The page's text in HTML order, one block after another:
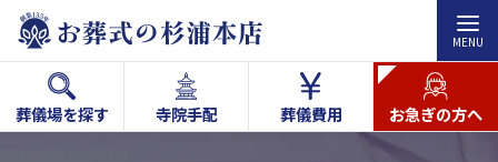
MENU
葬儀場を探す 寺院手配 葬儀費用 お急ぎの方へ